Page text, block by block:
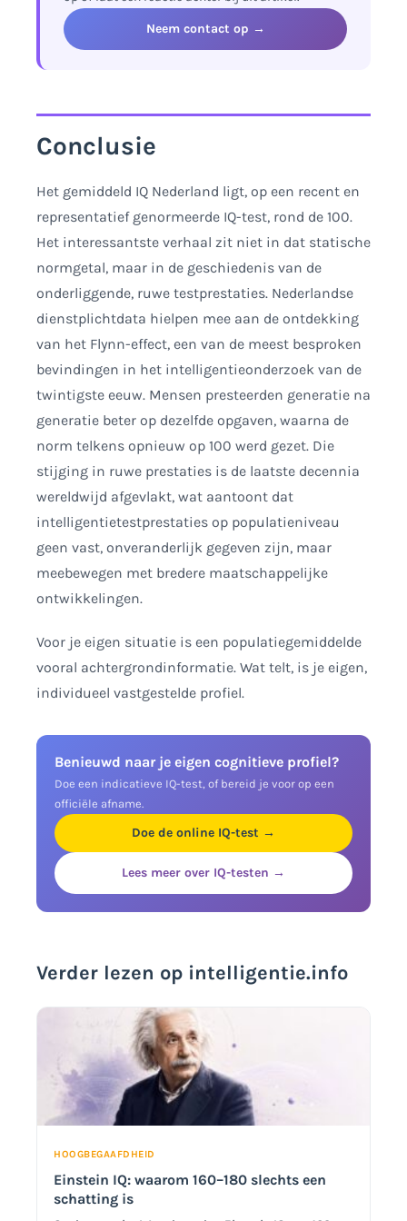
zwakke punten.
Neem contact op →
Conclusie
Het gemiddeld IQ Nederland ligt, op een recent en
representatief genormeerde IQ-test, rond de 100.
Het interessantste verhaal zit niet in dat statische
normgetal, maar in de geschiedenis van de
onderliggende, ruwe testprestaties. Nederlandse
dienstplichtdata hielpen mee aan de ontdekking
van het Flynn-effect, een van de meest besproken
bevindingen in het intelligentieonderzoek van de
twintigste eeuw. Mensen presteerden generatie na
generatie beter op dezelfde opgaven, waarna de
norm telkens opnieuw op 100 werd gezet. Die
stijging in ruwe prestaties is de laatste decennia
wereldwijd afgevlakt, wat aantoont dat
intelligentietestprestaties op populatieniveau
geen vast, onveranderlijk gegeven zijn, maar
meebewegen met bredere maatschappelijke
ontwikkelingen.
Voor je eigen situatie is een populatiegemiddelde
vooral achtergrondinformatie. Wat telt, is je eigen,
individueel vastgestelde profiel.
Benieuwd naar je eigen cognitieve profiel?
Doe een indicatieve IQ-test, of bereid je voor op een
officiële afname.
Doe de online IQ-test →
Lees meer over IQ-testen →
Verder lezen op intelligentie.info
HOOGBEGAAFDHEID
Einstein IQ: waarom 160–180 slechts een
schatting is